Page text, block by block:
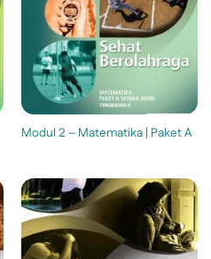
Modul 2 – Matematika | Paket A